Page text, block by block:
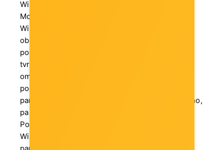
Windows 10 Pro
Moderan operacijski sustav za poduzetnike
Windows 10 Pro je namijenjen svim trgovcima i
obrtnicima koji žele iskoristiti najnovije
pogodnosti iz svijeta softvera za dobrobit svoje
tvrtke. Veći broj ugrađenih sigurnosnih sistema
omogućit će vam bržu i povoljniju upravu
podacima. Zajedno sa ostalim inovacijama i
pametnim funkcijama radit ćete efikasno i ugodno,
pa će Vam ostati više vremena za zabavu.
Pouzdani partner
Windows 10 je vaš pouzdani digitalni poslovni